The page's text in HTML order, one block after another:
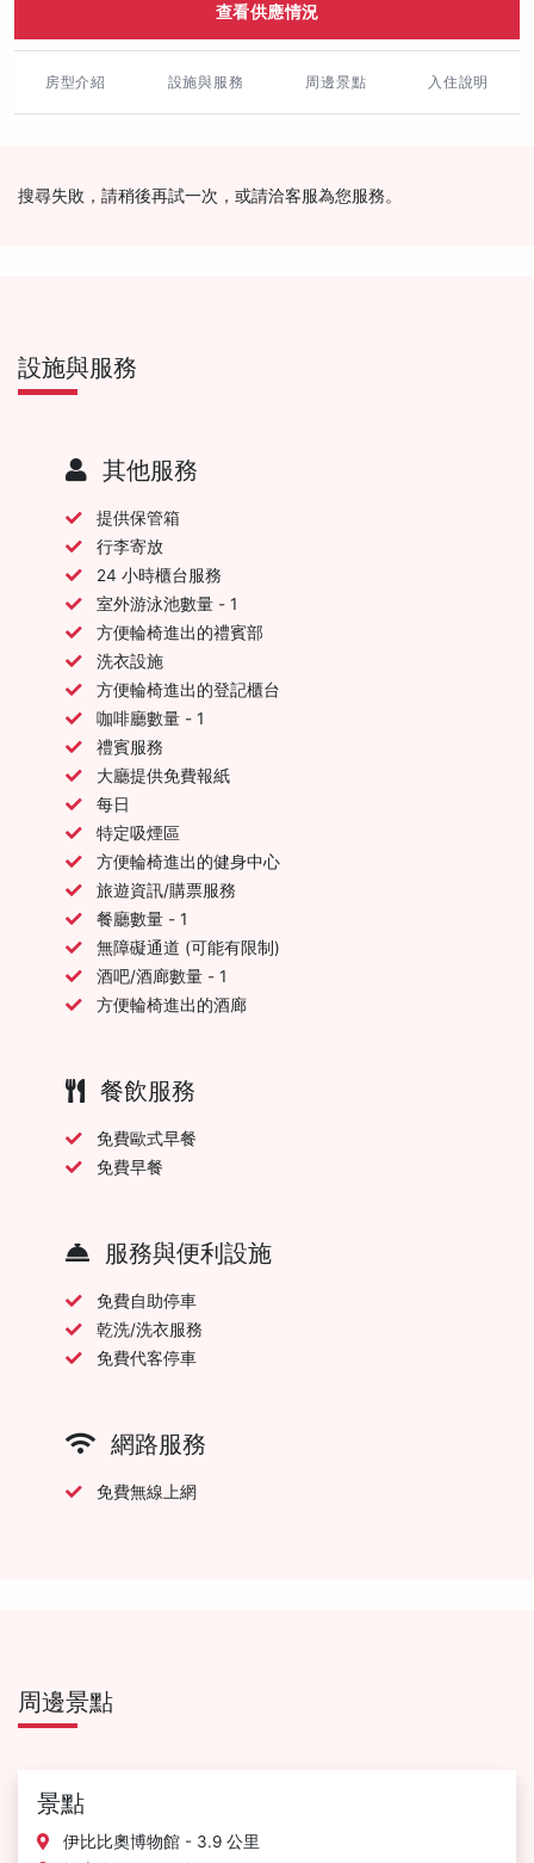
查看供應情況
房型介紹 設施與服務 周邊景點 入住說明
搜尋失敗，請稍後再試一次，或請洽客服為您服務。
設施與服務
其他服務
提供保管箱
行李寄放
24 小時櫃台服務
室外游泳池數量 - 1
方便輪椅進出的禮賓部
洗衣設施
方便輪椅進出的登記櫃台
咖啡廳數量 - 1
禮賓服務
大廳提供免費報紙
每日
特定吸煙區
方便輪椅進出的健身中心
旅遊資訊/購票服務
餐廳數量 - 1
無障礙通道 (可能有限制)
酒吧/酒廊數量 - 1
方便輪椅進出的酒廊
餐飲服務
免費歐式早餐
免費早餐
服務與便利設施
免費自助停車
乾洗/洗衣服務
免費代客停車
網路服務
免費無線上網
周邊景點
景點
伊比比奧博物館 - 3.9 公里